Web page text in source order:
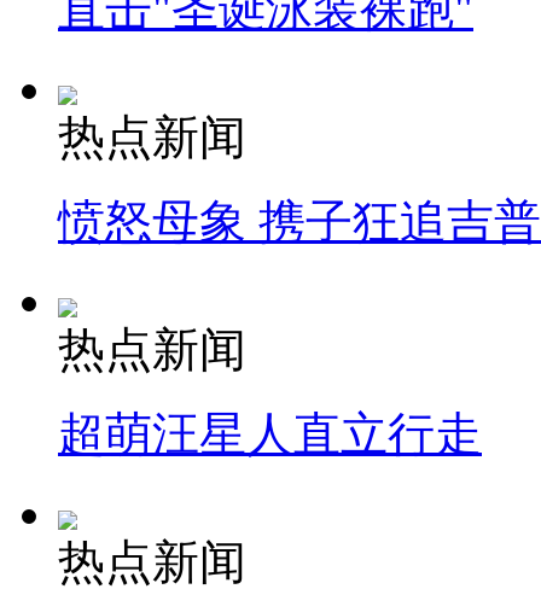
热点新闻
愤怒母象 携子狂追吉
热点新闻
超萌汪星人直立行走
热点新闻